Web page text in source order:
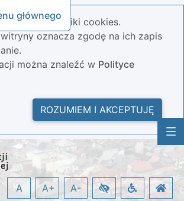
głównego
pliki cookies.
oznacza zgodę na ich zapis
można znaleźć w Polityce
ROZUMIEM I AKCEPTUJĘ
A A+ A-